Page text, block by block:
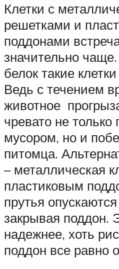
Клетки с
решетками и
поддонами
значительно
белок такие
Ведь с течением
животное
чревато не
мусором, но и
питомца.
– металлическая
пластиковым
прутья
закрывая поддон.
надежнее, хоть
поддон все равно